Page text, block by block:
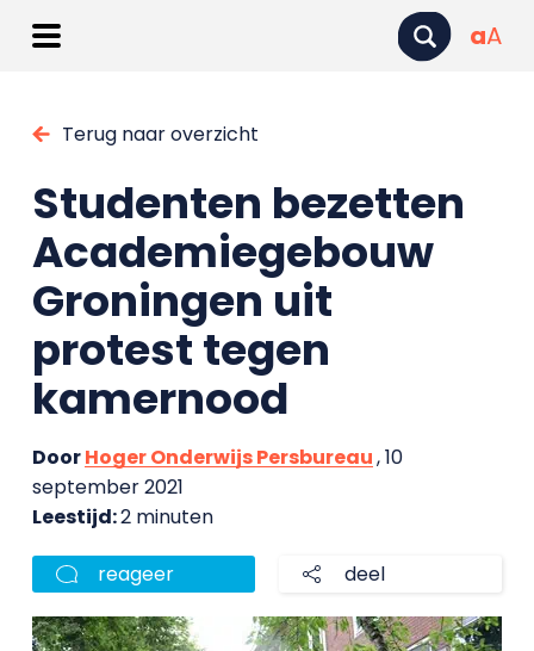
aA
Terug naar overzicht
Studenten bezetten
Academiegebouw
Groningen uit
protest tegen
kamernood
DoorHoger Onderwijs Persbureau, 10
september 2021
Leestijd:2 minuten
reageer deel